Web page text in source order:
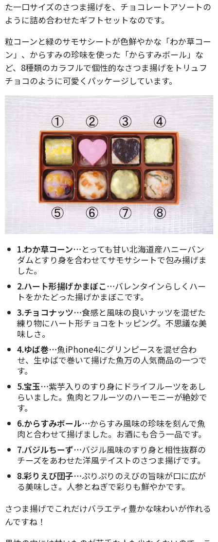
た一口サイズのさつま揚げを、チョコレートアソートの
ように詰め合わせたギフトセットなのです。
粒コーンと緑のサモサシートが色鮮やかな「わか草コー
ン」、からすみの珍味を使った「からすみボール」な
ど、8種類のカラフルで個性的なさつま揚げをトリュフ
チョコのように可愛くパッケージしています。
1.わか草コーン…とっても甘い北海道産ハニーバン
ダムとすり身を合わせてサモサシートで包み揚げま
した。
2.ハート形揚げかまぼこ…バレンタインらしくハー
トをかたどった揚げかまぼこです。
3.チョコナッツ…食感と風味の良いナッツを混ぜた
練り物にハート形チョコをトッピング。不思議な美
味しさ。
4.ゆば巻…魚iPhone4にグリンピースを混ぜ合わ
せ、生ゆばで巻いて揚げた魚万の人気商品の一つで
す。
5.宝玉…紫芋入りのすり身にドライフルーツをあし
らいました。魚肉とフルーツのハーモニーが絶妙で
す。
6.からすみボール…からすみ風味の珍味を刻んで魚
肉と合わせて揚げました。お酒にも合う一品です。
7.バジルちーず…バジル風味のすり身と相性抜群の
チーズをあわせた洋風テイストのさつま揚げです。
8.彩りえび団子…ぷりぷりのえびの旨味が口に広が
る美味しさ。人参とねぎで彩りも鮮やかです。
さつま揚げでこれだけバラエティ豊かな味わいが作れる
んですね！